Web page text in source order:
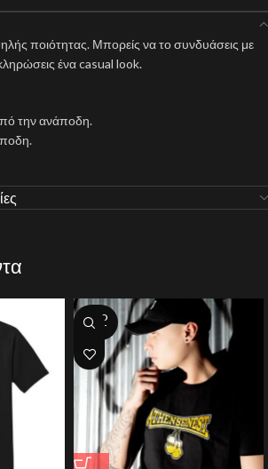
ποιότητας. Μπορείς να το συνδυάσεις με
ένα casual look.
την ανάποδη.
SOLD
OUT